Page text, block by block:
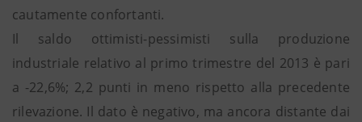
cautamente confortanti.
Il saldo ottimisti-pessimisti sulla produzione
industriale relativo al primo trimestre del 2013 è pari
a -22,6%; 2,2 punti in meno rispetto alla precedente
rilevazione. Il dato è negativo, ma ancora distante dai